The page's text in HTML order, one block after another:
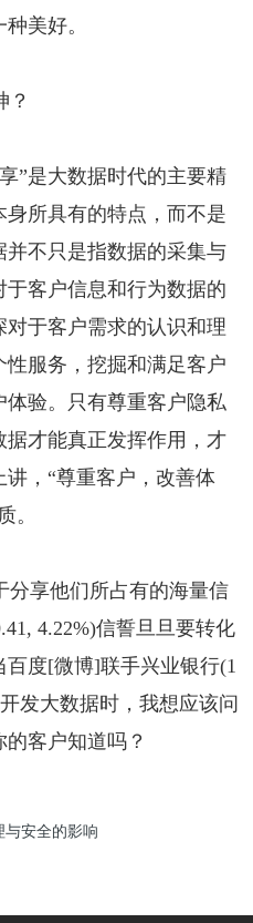
美好。
？
”是大数据时代的主要精
所具有的特点，而不是
不只是指数据的采集与
客户信息和行为数据的
于客户需求的认识和理
服务，挖掘和满足客户
验。只有尊重客户隐私
才能真正发挥作用，才
，“尊重客户，改善体
。
享他们所占有的海量信
4.22%)信誓旦旦要转化
百度[微博]联手兴业银行(1
发大数据时，我想应该问
客户知道吗？
与安全的影响